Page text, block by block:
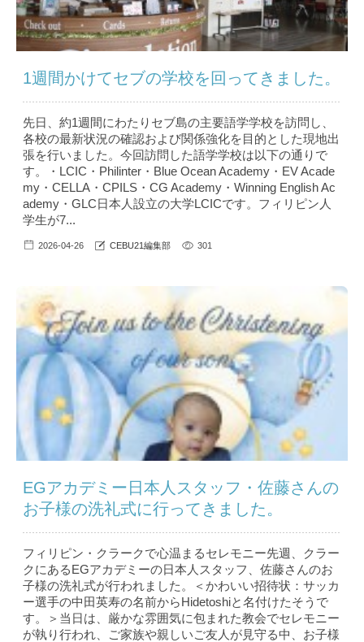
1週間かけてセブの学校を回ってきました。
先日、約1週間にわたりセブ島の主要語学学校を訪問し、
各校の最新状況の確認および関係強化を目的とした現地出
張を行いました。今回訪問した語学学校は以下の通りで
す。・LCIC・Philinter・Blue Ocean Academy・EV Acade
my・CELLA・CPILS・CG Academy・Winning English Ac
ademy・GLC日本人設立の大学LCICです。フィリピン人
学生が7...
2026-04-26 CEBU21編集部 301
EGアカデミー日本人スタッフ・佐藤さんの
お子様の洗礼式に行ってきました。
フィリピン・クラークで心温まるセレモニー先週、クラー
クにあるEGアカデミーの日本人スタッフ、佐藤さんのお
子様の洗礼式が行われました。＜かわいい招待状：サッカ
ー選手の中田英寿の名前からHidetoshiと名付けたそうで
す。＞当日は、厳かな雰囲気に包まれた教会でセレモニー
が執り行われ、ご家族や親しいご友人が見守る中、お子様